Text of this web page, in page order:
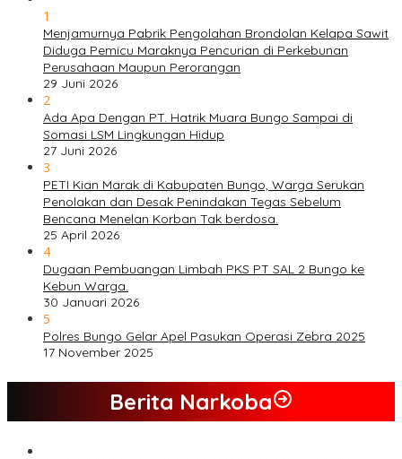
1
Menjamurnya Pabrik Pengolahan Brondolan Kelapa Sawit
Diduga Pemicu Maraknya Pencurian di Perkebunan
Perusahaan Maupun Perorangan
29 Juni 2026
2
Ada Apa Dengan PT. Hatrik Muara Bungo Sampai di
Somasi LSM Lingkungan Hidup
27 Juni 2026
3
PETI Kian Marak di Kabupaten Bungo, Warga Serukan
Penolakan dan Desak Penindakan Tegas Sebelum
Bencana Menelan Korban Tak berdosa.
25 April 2026
4
Dugaan Pembuangan Limbah PKS PT SAL 2 Bungo ke
Kebun Warga.
30 Januari 2026
5
Polres Bungo Gelar Apel Pasukan Operasi Zebra 2025
17 November 2025
Berita Narkoba